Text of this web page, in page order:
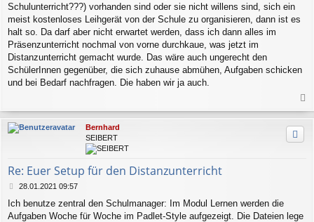
Schulunterricht???) vorhanden sind oder sie nicht willens sind, sich ein
meist kostenloses Leihgerät von der Schule zu organisieren, dann ist es
halt so. Da darf aber nicht erwartet werden, dass ich dann alles im
Präsenzunterricht nochmal von vorne durchkaue, was jetzt im
Distanzunterricht gemacht wurde. Das wäre auch ungerecht den
SchülerInnen gegenüber, die sich zuhause abmühen, Aufgaben schicken
und bei Bedarf nachfragen. Die haben wir ja auch.
a
c
Bernhard
SEIBERT
Re: Euer Setup für den Distanzunterricht
B
i
t
28.01.2021 09:57
Ich benutze zentral den Schulmanager: Im Modul Lernen werden die
Aufgaben Woche für Woche im Padlet-Style aufgezeigt. Die Dateien lege